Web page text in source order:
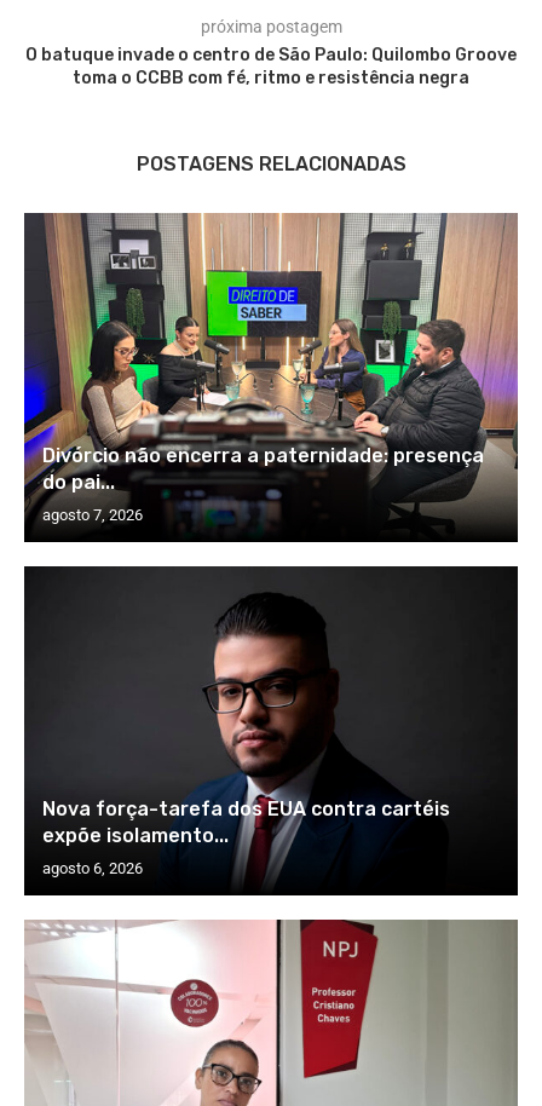
próxima postagem
O batuque invade o centro de São Paulo: Quilombo Groove
toma o CCBB com fé, ritmo e resistência negra
POSTAGENS RELACIONADAS
Divórcio não encerra a paternidade: presença
do pai...
agosto 7, 2026
Nova força-tarefa dos EUA contra cartéis
expõe isolamento...
agosto 6, 2026